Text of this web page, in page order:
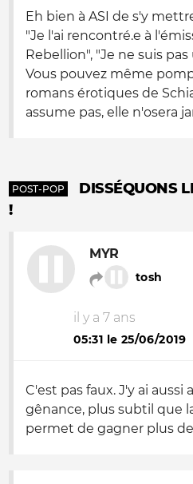
Eh bien à ASI de s'y
"Je l'ai rencontré.e à
Rebellion", "Je ne suis
Vous pouvez même
romans érotiques de
assume pas, elle n'osera
POST-POP
DISSÉQUONS
!
MYR
tosh
il y a 7 ans
05:31 le 25/06/2019
C'est pas faux. J'y ai
gênance, plus subtil que
permet de gagner plus